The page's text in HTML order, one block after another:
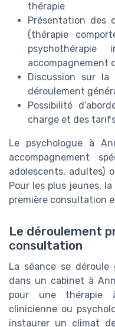
thérapie
Présentation des
(thérapie
accompagnement
Discussion sur
déroulement
Possibilité
charge et des
Le psychologue à
accompagnement
adolescents, adultes)
Pour les plus jeunes,
première consultation
Le déroulement
consultation
La séance se
dans un cabinet à
pour une thérapie
clinicienne ou
instaurer un climat